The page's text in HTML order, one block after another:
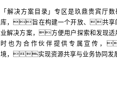
「解决方案目录」专区是玖鼎贵宾厅
库，旨在构建一个开放、共享
业解决方案，方便用户探索和发现
时也为合作伙伴提供专属宣传
境，实现资源共享与业务协同